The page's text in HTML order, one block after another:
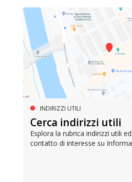
INDIRIZZI UTILI
Cerca indirizzi utili
Esplora la rubrica indirizzi utili
contatto di interesse su